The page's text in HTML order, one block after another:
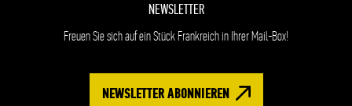
NEWSLETTER
Freuen Sie sich auf ein Stück Frankreich in Ihrer Mail-Box!
NEWSLETTER ABONNIEREN